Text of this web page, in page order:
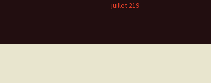
juillet 219